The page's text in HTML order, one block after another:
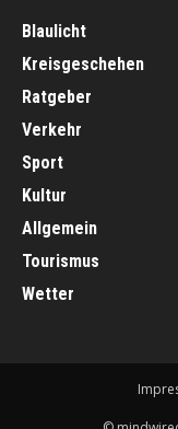
Blaulicht
Kreisgeschehen
Ratgeber
Verkehr
Sport
Kultur
Allgemein
Tourismus
Wetter